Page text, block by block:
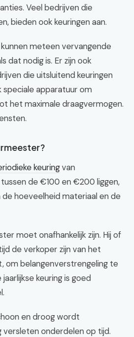
Veel bedrijven die
bieden ook keuringen aan.
meteen vervangende
dat nodig is. Er zijn ook
die uitsluitend keuringen
speciale apparatuur om
het maximale draagvermogen.
keuringvan
de €100 en €200 liggen,
hoeveelheid materiaal en de
moet onafhankelijk zijn. Hij of
de verkoper zijn van het
om belangenverstrengeling te
keuring is goed
en droog wordt
versleten onderdelen op tijd.